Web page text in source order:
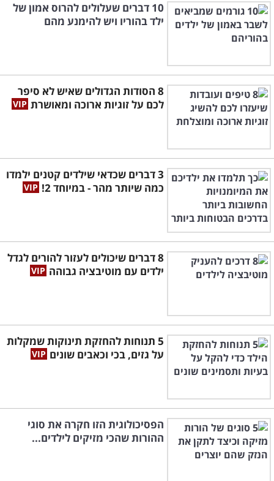
10 דברים שעלולים להרוס אמון של
ילד בהוריו ויש להימנע מהם
8 הסודות הגדולים שאיש לא סיפר
לכם על זוגיות ארוכה ומאושרת
3 דברים שכדאי שילדים קטנים ילמדו
כמה שיותר מהר - במיוחד 2!
8 דברים שיכולים לעזור להורים לגדל
ילדים עם מוטיבציה גבוהה
5 תנוחות להחזקת תינוקות שמקלות
על גזים, בכי וכאבים שונים
הפסיכולוגית הזו חקרה את סוגי
ההורות שהכי מזיקים לילדים...